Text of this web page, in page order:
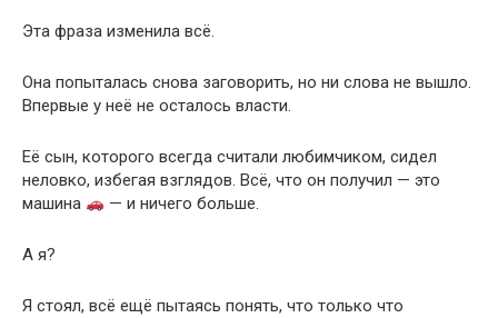
Эта фраза изменила всё.
Она попыталась снова заговорить, но ни слова не вышло.
Впервые у неё не осталось власти.
Её сын, которого всегда считали любимчиком, сидел
неловко, избегая взглядов. Всё, что он получил — это
машина
— и ничего больше.
А я?
Я стоял, всё ещё пытаясь понять, что только что